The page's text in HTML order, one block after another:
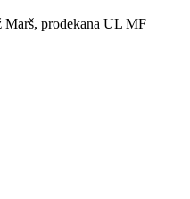
Marš, prodekana UL MF